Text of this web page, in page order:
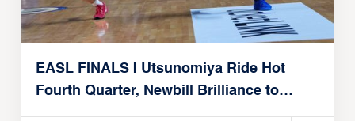
EASL FINALS | Utsunomiya Ride Hot
Fourth Quarter, Newbill Brilliance to
Reach EASL Championship Game